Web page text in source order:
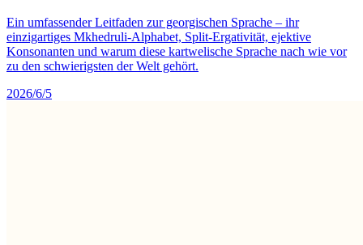
Ein umfassender Leitfaden zur georgischen Sprache – ihr
einzigartiges Mkhedruli-Alphabet, Split-Ergativität, ejektive
Konsonanten und warum diese kartwelische Sprache nach wie vor
zu den schwierigsten der Welt gehört.
2026/6/5